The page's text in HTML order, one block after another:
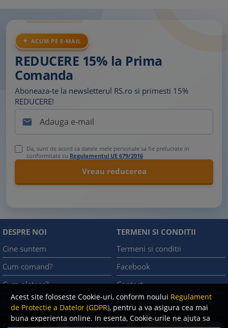
Acest site foloseste Cookie-uri, conform noului Regulament
de Protectie a Datelor (GDPR), pentru a va asigura cea mai
buna experienta online. In esenta, Cookie-urile ne ajuta sa
ACUM PE E-MAIL
REDUCERE 15% la Prima
Comanda
Aboneaza-te la newsletterul RS.ro si primesti 15%
REDUCERE!

Da, sunt de acord ca datele mele personale sa fie prelucrate in
conformitate cu Regulamentul UE 679/2016
DESPRE NOI
Cine suntem
Cum comand?
Cum platesc?
Cum returnez
TERMENI SI CONDITII
Termeni si conditii
Facebook
Contact
Politica de confidentialitate
©